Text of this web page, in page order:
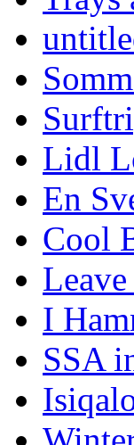
Lidl
En
Cool
Leave
I
SSA